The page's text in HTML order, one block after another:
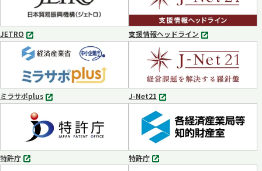
開
く
JETRO
別
タ
ブ
で
開
く
支援情報ヘッドライン
別
タ
ブ
で
開
く
ミラサポplus
別
ブ
で
開
く
J-Net21
別
タ
ブ
で
開
く
特許庁
別
特許庁
別